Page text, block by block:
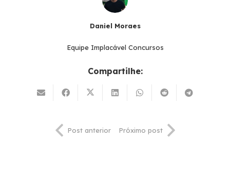
Daniel Moraes
Equipe Implacável Concursos
Compartilhe:
Post anterior Próximo post